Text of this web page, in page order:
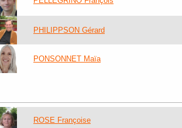
PHILIPPSON Gérard
PONSONNET Maïa
ROSE Françoise